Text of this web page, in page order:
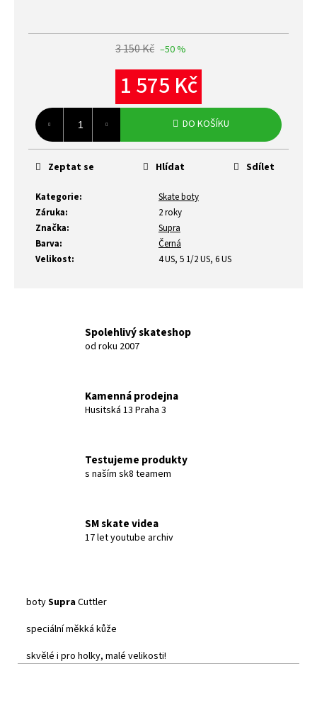
3 150 Kč –50 %
1 575 Kč
cena:
DO KOŠÍKU
Kategorie:
Skate boty
Záruka:
2 roky
Značka:
Supra
Barva:
Černá
Velikost: 4 US, 5 1/2 US, 6 US
Zeptat se Hlídat Sdílet
Spolehlivý skateshop
od roku 2007
Kamenná prodejna
Husitská 13 Praha 3
Testujeme produkty
s naším sk8 teamem
SM skate videa
17 let youtube archiv
botySupraCuttler
speciální měkká kůže
skvělé i pro holky, malé velikosti!